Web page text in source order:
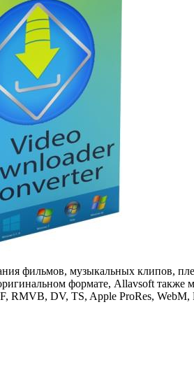
фильмов, музыкальных клипов,
формате, Allavsoft также
RMVB, DV, TS, Apple ProRes,